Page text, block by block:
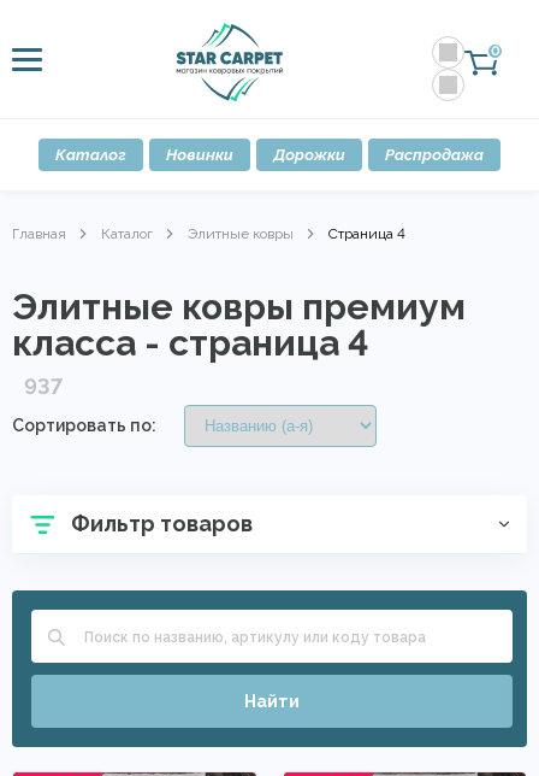
0
Каталог Новинки Дорожки Распродажа
Главная Каталог Элитные ковры Страница 4
Элитные ковры премиум
класса - страница 4
937
Сортировать по:
Фильтр товаров
Найти